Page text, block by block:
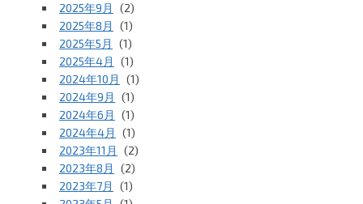
2025年9月
(2)
2025年8月
(1)
2025年5月
(1)
2025年4月
(1)
2024年10月
(1)
2024年9月
(1)
2024年6月
(1)
2024年4月
(1)
2023年11月
(2)
2023年8月
(2)
2023年7月
(1)